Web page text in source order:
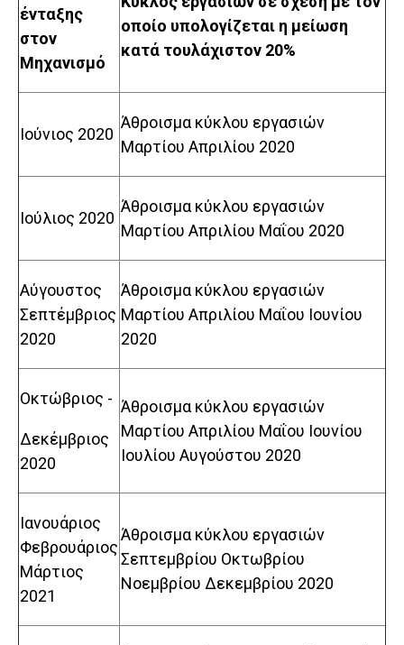
ένταξης
στον
Μηχανισμό
οποίο υπολογίζεται η μείωση
κατά τουλάχιστον 20%
Ιούνιος 2020
Άθροισμα κύκλου εργασιών
Μαρτίου Απριλίου 2020
Ιούλιος 2020
Άθροισμα κύκλου εργασιών
Μαρτίου Απριλίου Μαΐου 2020
Αύγουστος
Σεπτέμβριος
2020
Άθροισμα κύκλου εργασιών
Μαρτίου Απριλίου Μαΐου Ιουνίου
2020
Οκτώβριος -
Δεκέμβριος
2020
Άθροισμα κύκλου εργασιών
Μαρτίου Απριλίου Μαΐου Ιουνίου
Ιουλίου Αυγούστου 2020
Ιανουάριος
Φεβρουάριος
Μάρτιος
2021
Άθροισμα κύκλου εργασιών
Σεπτεμβρίου Οκτωβρίου
Νοεμβρίου Δεκεμβρίου 2020